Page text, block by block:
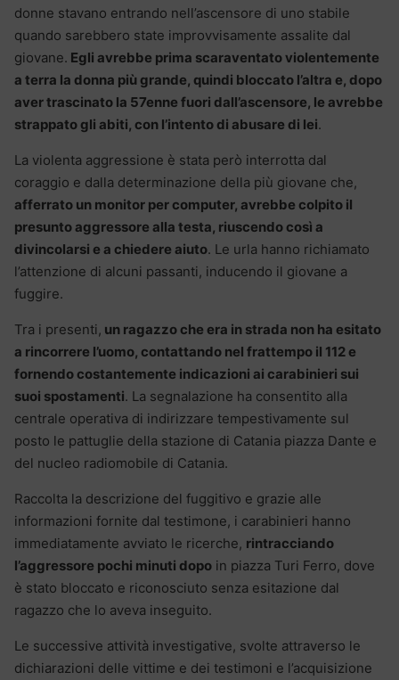
donne stavano entrando nell’ascensore di uno stabile
quando sarebbero state improvvisamente assalite dal
giovane. Egli avrebbe prima scaraventato violentemente
a terra la donna più grande, quindi bloccato l’altra e, dopo
aver trascinato la 57enne fuori dall’ascensore, le avrebbe
strappato gli abiti, con l’intento di abusare di lei.
La violenta aggressione è stata però interrotta dal
coraggio e dalla determinazione della più giovane che,
afferrato un monitor per computer, avrebbe colpito il
presunto aggressore alla testa, riuscendo così a
divincolarsi e a chiedere aiuto. Le urla hanno richiamato
l’attenzione di alcuni passanti, inducendo il giovane a
fuggire.
Tra i presenti, un ragazzo che era in strada non ha esitato
a rincorrere l’uomo, contattando nel frattempo il 112 e
fornendo costantemente indicazioni ai carabinieri sui
suoi spostamenti. La segnalazione ha consentito alla
centrale operativa di indirizzare tempestivamente sul
posto le pattuglie della stazione di Catania piazza Dante e
del nucleo radiomobile di Catania.
Raccolta la descrizione del fuggitivo e grazie alle
informazioni fornite dal testimone, i carabinieri hanno
immediatamente avviato le ricerche, rintracciando
l’aggressore pochi minuti dopo in piazza Turi Ferro, dove
è stato bloccato e riconosciuto senza esitazione dal
ragazzo che lo aveva inseguito.
Le successive attività investigative, svolte attraverso le
dichiarazioni delle vittime e dei testimoni e l’acquisizione